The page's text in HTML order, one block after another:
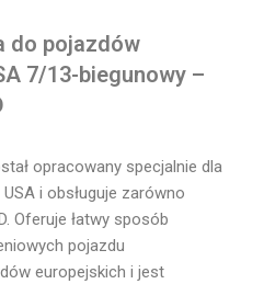
do pojazdów
7/13-biegunowy –
opracowany specjalnie dla
i obsługuje zarówno
Oferuje łatwy sposób
pojazdu
europejskich i jest